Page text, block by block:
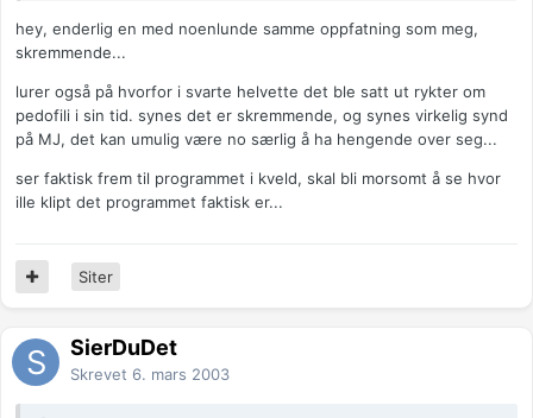
hey, enderlig en med noenlunde samme oppfatning som meg,
skremmende...
lurer også på hvorfor i svarte helvette det ble satt ut rykter om
pedofili i sin tid. synes det er skremmende, og synes virkelig synd
på MJ, det kan umulig være no særlig å ha hengende over seg...
ser faktisk frem til programmet i kveld, skal bli morsomt å se hvor
ille klipt det programmet faktisk er...
Siter
SierDuDet
Skrevet 6. mars 2003